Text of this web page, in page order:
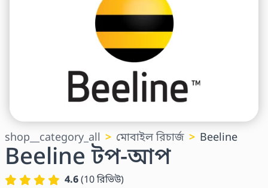
shop__category_all মোবাইল রিচার্জ Beeline
Beeline টপ-আপ
4.6(10রিভিউ)